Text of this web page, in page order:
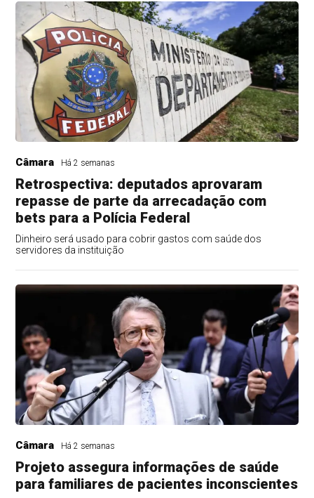
Câmara Há 2 semanas
Retrospectiva: deputados aprovaram
repasse de parte da arrecadação com
bets para a Polícia Federal
Dinheiro será usado para cobrir gastos com saúde dos
servidores da instituição
Câmara Há 2 semanas
Projeto assegura informações de saúde
para familiares de pacientes inconscientes